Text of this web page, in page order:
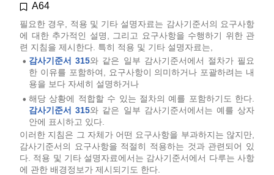
A64
필요한 경우, 적용 및 기타 설명자료는 감사기준서의 요구사항
에 대한 추가적인 설명, 그리고 요구사항을 수행하기 위한 관
련 지침을 제시한다. 특히 적용 및 기타 설명자료는,
• 감사기준서 315와 같은 일부 감사기준서에서 절차가 필요
한 이유를 포함하여, 요구사항이 의미하거나 포괄하려는 내
용을 보다 자세히 설명하거나
• 해당 상황에 적합할 수 있는 절차의 예를 포함하기도 한다.
감사기준서 315와 같은 일부 감사기준서에서는 예를 상자
안에 표시하고 있다.
이러한 지침은 그 자체가 어떤 요구사항을 부과하지는 않지만,
감사기준서의 요구사항을 적절히 적용하는 것과 관련되어 있
다. 적용 및 기타 설명자료에서는 감사기준서에서 다루는 사항
에 관한 배경정보가 제시되기도 한다.